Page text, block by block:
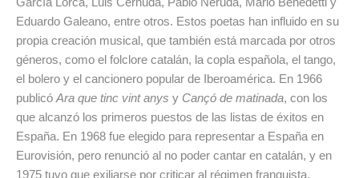
Eduardo Galeano, entre otros. Estos poetas han influido en su
propia creación musical, que también está marcada por otros
géneros, como el folclore catalán, la copla española, el tango,
el bolero y el cancionero popular de Iberoamérica. En 1966
publicó Ara que tinc vint anys y Cançó de matinada, con los
que alcanzó los primeros puestos de las listas de éxitos en
España. En 1968 fue elegido para representar a España en
Eurovisión, pero renunció al no poder cantar en catalán, y en
1975 tuvo que exiliarse por criticar al régimen franquista.